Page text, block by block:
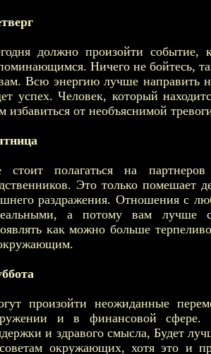
должно произойти событие,
Ничего не бойтесь,
Всю энергию лучше направить
успех. Человек, который
избавиться от необъяснимой
стоит полагаться на
Это только помешает
раздражения. Отношения с
а потому вам лучше
как можно больше
произойти неожиданные
и в финансовой сфере.
и здравого смысла, Будет
окружающих, хотя это и